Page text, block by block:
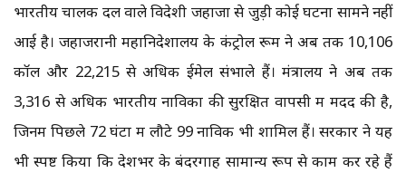
भारतीय चालक दल वाले विदेशी जहाजों से जुड़ी कोई घटना सामने नहीं
आई है। जहाजरानी महानिदेशालय के कंट्रोल रूम ने अब तक 10,106
कॉल और 22,215 से अधिक ईमेल संभाले हैं। मंत्रालय ने अब तक
3,316 से अधिक भारतीय नाविकों की सुरक्षित वापसी में मदद की है,
जिनमें पिछले 72 घंटों में लौटे 99 नाविक भी शामिल हैं। सरकार ने यह
भी स्पष्ट किया कि देशभर के बंदरगाह सामान्य रूप से काम कर रहे हैं